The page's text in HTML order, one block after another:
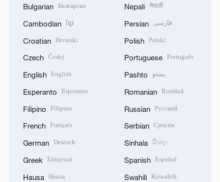
Bulgarian Български
Cambodian ខ្មែរ
Croatian Hrvatski
Czech Český
English English
Esperanto Esperanto
Filipino Filipino
French Français
German Deutsch
Greek Ελληνικά
Hausa Hausa
Nepali नेपाली
Persian فارسی
Polish Polski
Portuguese Português
Pashto پښتو
Romanian Română
Russian Русский
Serbian Српски
Sinhala සිංහල
Spanish Español
Swahili Kiswahili